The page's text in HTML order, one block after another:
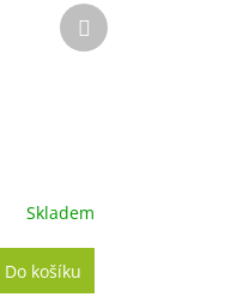
Skladem
Do košíku
Další
produkt